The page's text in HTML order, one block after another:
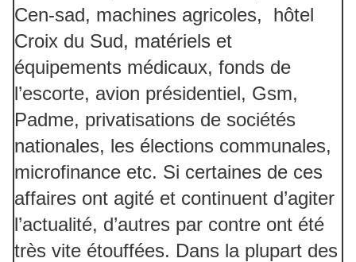
Cen-sad, machines agricoles, hôtel
Croix du Sud, matériels et
équipements médicaux, fonds de
l’escorte, avion présidentiel, Gsm,
Padme, privatisations de sociétés
nationales, les élections communales,
microfinance etc. Si certaines de ces
affaires ont agité et continuent d’agiter
l’actualité, d’autres par contre ont été
très vite étouffées. Dans la plupart des